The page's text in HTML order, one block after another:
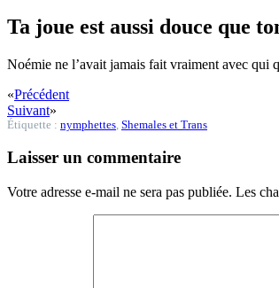
Ta joue est aussi douce que
Noémie ne l’avait jamais fait vraiment avec qui
«Précédent
Suivant»
Étiquette : nymphettes Shemales et Trans
Laisser un commentaire
Votre adresse e-mail ne sera pas publiée. Les